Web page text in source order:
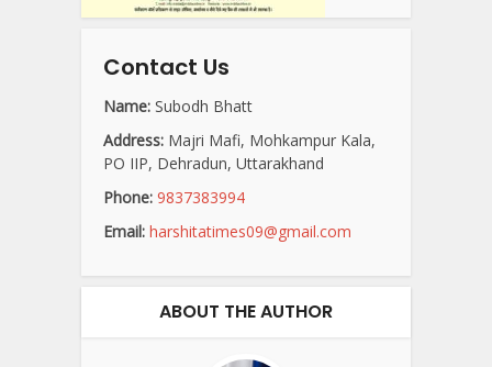
Contact Us
Name: Subodh Bhatt
Address: Majri Mafi, Mohkampur Kala,
PO IIP, Dehradun, Uttarakhand
Phone: 9837383994
Email: harshitatimes09@gmail.com
ABOUT THE AUTHOR